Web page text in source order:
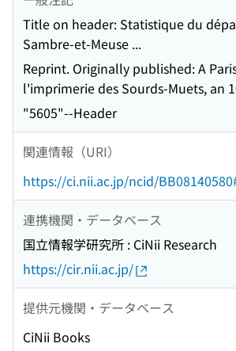
Title on header: Statistique du
Sambre-et-Meuse ...
Reprint. Originally published: A
l'imprimerie des Sourds-Muets, an
"5605"--Header
関連情報（URI）
https://ci.nii.ac.jp/ncid/
連携機関・データベース
国立情報学研究所 : CiNii Research
https://cir.nii.ac.jp/
提供元機関・データベース
CiNii Books